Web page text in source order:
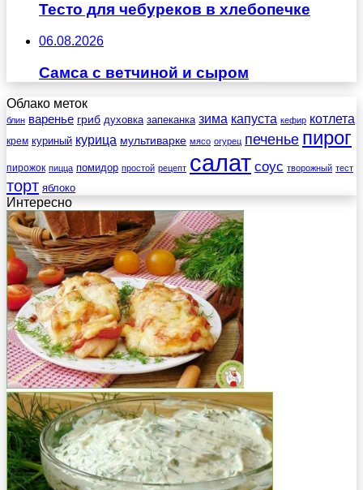
Тесто для чебуреков в хлебопечке
06.08.2026
Самса с ветчиной и сыром
Облако меток
блин варенье гриб духовка запеканка зима капуста кефир котлета
крем куриный курица мультиварке мясо огурец печенье пирог
пирожок пицца помидор простой рецепт салат соус творожный тест
торт яблоко
Интересно